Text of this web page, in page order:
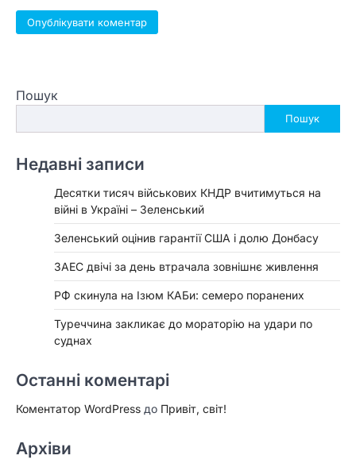
Пошук
Пошук
Недавні записи
Десятки тисяч військових КНДР вчитимуться на
війні в Україні – Зеленський
Зеленський оцінив гарантії США і долю Донбасу
ЗАЕС двічі за день втрачала зовнішнє живлення
РФ скинула на Ізюм КАБи: семеро поранених
Туреччина закликає до мораторію на удари по
суднах
Останні коментарі
Коментатор WordPress до Привіт, світ!
Архіви